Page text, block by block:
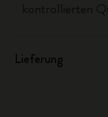
Lieferung